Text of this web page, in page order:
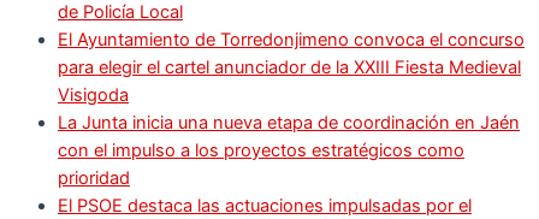
de Policía Local
El Ayuntamiento de Torredonjimeno convoca el concurso
para elegir el cartel anunciador de la XXIII Fiesta Medieval
Visigoda
La Junta inicia una nueva etapa de coordinación en Jaén
con el impulso a los proyectos estratégicos como
prioridad
El PSOE destaca las actuaciones impulsadas por el